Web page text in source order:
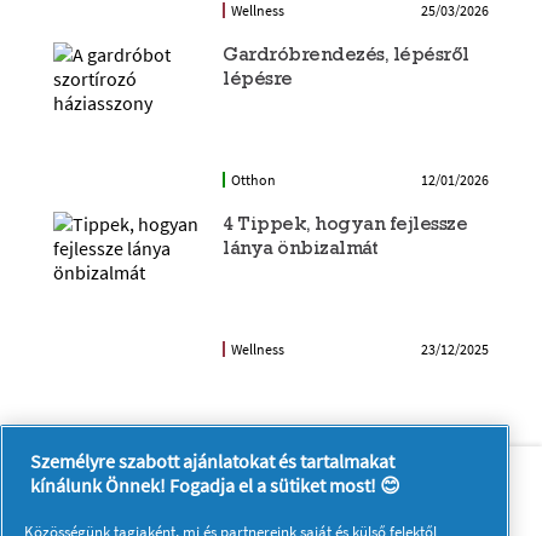
Wellness 25/03/2026
Gardróbrendezés, lépésről
lépésre
Otthon 12/01/2026
4 Tippek, hogyan fejlessze
lánya önbizalmát
Wellness 23/12/2025
Rólunk
Kapcsolatfelvétel
A pg.com felkeresése
Személyre szabott ajánlatokat és tartalmakat
kínálunk Önnek! Fogadja el a sütiket most! 😊